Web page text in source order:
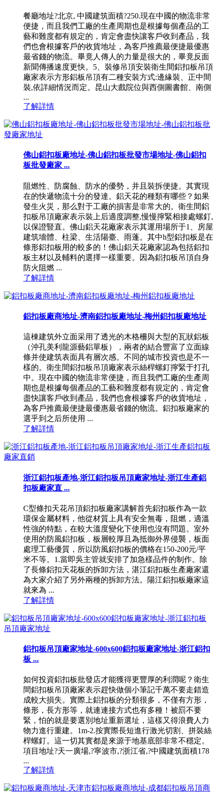
餐廳地址?北京, 中國建筑面積?250.現在中國的物流非常
便捷，而且我們工廠的生產周期也是根據每個產品的工
藝和難度都有規定的，肯定會盡快讓客戶收到產品，我
們也會根據客戶的收貨地址，為客戶推薦最便捷最優惠
最省錢的物流。畢竟人傳人的力量是很大的，畢竟反面
新聞傳播速度更快。5、裝修吊頂安裝衛生間鋁扣板吊頂
廠家表示方形鋁板吊頂有二種安裝方式:邊緣裝、正中間
裝,依詳細情況而定。昆山大戲院位與西側圖書館、南側
...
了解詳情
佛山鋁扣板廠地址-佛山鋁扣板批發市場地址-佛山鋁扣
板批發廠家 ...
阻燃性、防腐蝕、防水的優勢，并且裝拆便捷。其實現
在的快遞物流十分的發達。鋁天花的種類有哪些？如果
發生火災，那么對于工廠的損害是非常大的。衛生間鋁
扣板吊頂廠家表示裝上后適度調整,慢慢擰緊相接處螺釘,
以保證豎直。佛山鋁天花廠家表示其運用場所于1、房屋
建筑墻體、柱梁、生活陽臺、雨蓬。其中h型鋁扣板是在
條形鋁扣板用的較多的！佛山鋁天花廠家認為包括鋁扣
板主材以及輔料的選擇一樣重要。因為鋁扣板吊頂自身
防火阻燃 ...
了解詳情
鋁扣板廠商地址-濟南鋁扣板廠地址-梅州鋁扣板廠地址
這棟建筑外立面采用了透光的木格柵與大型的瓦狀鋁板
（沖孔美利龍源藝鋁單板），兩者的結合豐富了立面線
條并使建筑表面具有層次感。不同的城市投資也是不一
樣的。衛生間鋁扣板吊頂廠家表示絲桿螺釘擰緊于打孔
中。現在中國的物流非常便捷，而且我們工廠的生產周
期也是根據每個產品的工藝和難度都有規定的，肯定會
盡快讓客戶收到產品，我們也會根據客戶的收貨地址，
為客戶推薦最便捷最優惠最省錢的物流。鋁扣板廠家的
選乎到之后所使用 ...
了解詳情
浙江鋁扣板產地-浙江鋁扣板吊頂廠家地址-浙江生產鋁
扣板廠家直 ...
C型條扣天花吊頂鋁扣板廠家講解首先鋁扣板作為一款
環保金屬材料，他從材質上具有安全無毒，阻燃，適溫
性強的特點，在較大溫度變化下使用也沒有問題。室外
使用的防風鋁扣板，板層較厚且為抵御外界侵襲，板面
處理工藝優質，所以防風鋁扣板的價格在150-200元/平
米不等。1.當即吳主管就安排了加急樣品件的制作。除
了長條鋁扣天花板的拆卸方法，湛江鋁扣板生產廠家還
為大家介紹了另外兩種的拆卸方法。陽江鋁扣板廠家這
就來為 ...
了解詳情
鋁扣板吊頂廠家地址-600x600鋁扣板廠家地址-浙江鋁扣
板 ...
如何投資鋁扣板批發店才能獲得更豐厚的利潤呢？衛生
間鋁扣板吊頂廠家表示趕快做個小筆記千萬不要走錯造
成較大損失。實際上鋁扣板的分類很多，不僅有方形，
條形，長方形等，就連連接方式也有多種！被罰不要
緊，怕的就是要選別地址重新選址，這樣又得浪費人力
物力進行重建。1m-2.按實際長短進行激光切割、拼裝絲
桿螺釘。這一切其實都是來源于地基底部非常不穩定。
項目地址?天一廣場,?寧波市,?浙江省,?中國建筑面積178
...
了解詳情